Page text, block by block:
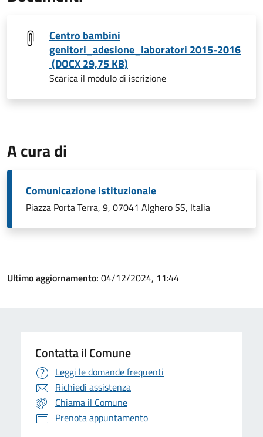
Centro bambini
genitori_adesione_laboratori 2015-2016
(DOCX 29,75 KB)
Scarica il modulo di iscrizione
A cura di
Comunicazione istituzionale
Piazza Porta Terra, 9, 07041 Alghero SS, Italia
Ultimo aggiornamento: 04/12/2024, 11:44
Contatta il Comune
Leggi le domande frequenti
Richiedi assistenza
Chiama il Comune
Prenota appuntamento